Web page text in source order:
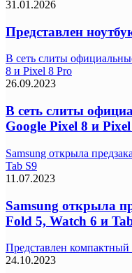
31.01.2026
Представлен
В сеть слиты
8 и Pixel 8 Pro
26.09.2023
В сеть слиты
Google Pixel 8 и
Samsung открыла
Tab S9
11.07.2023
Samsung открыла
Fold 5, Watch 6 и
Представлен компактный
24.10.2023